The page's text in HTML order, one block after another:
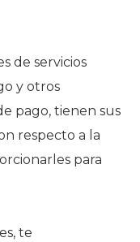
de servicios
y otros
pago, tienen sus
respecto a la
para
te